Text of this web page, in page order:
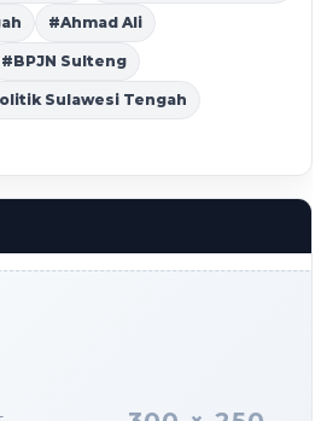
#Ahmad Ali
#BPJN Sulteng
Sulawesi Tengah